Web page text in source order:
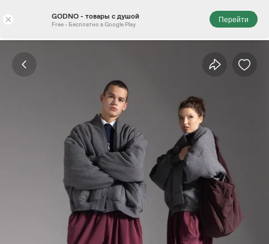
× GODNO - товары с душой
Free - Бесплатно в Google Play
Перейти